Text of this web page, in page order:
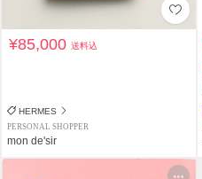
¥85,000送料込
HERMES
PERSONAL SHOPPER
mon de'sir